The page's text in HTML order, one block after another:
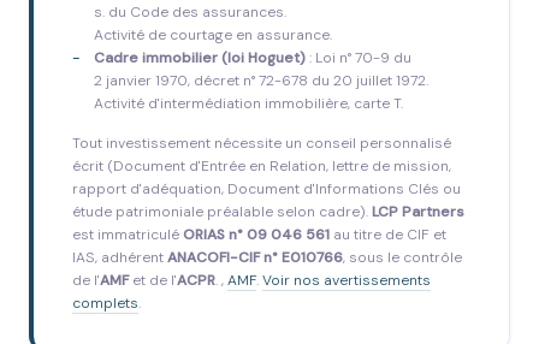
s. du Code des assurances.
Activité de courtage en assurance.
Cadre immobilier (loi Hoguet): Loi n° 70-9 du
2 janvier 1970, décret n° 72-678 du 20 juillet 1972.
Activité d'intermédiation immobilière, carte T.
Tout investissement nécessite un conseil personnalisé
écrit (Document d'Entrée en Relation, lettre de mission,
rapport d'adéquation, Document d'Informations Clés ou
étude patrimoniale préalable selon cadre).LCP Partners
est immatriculé ORIAS n° 09 046 561 au titre de CIF et
IAS, adhérentANACOFI-CIF n° E010766, sous le contrôle
de l'AMFet de l'ACPR. ,AMF.Voir nos avertissements
complets.